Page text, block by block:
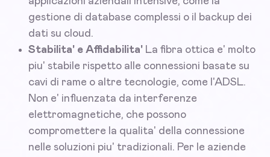
gestione di database complessi o il backup dei
dati su cloud.
Stabilita' e Affidabilita' La fibra ottica e' molto
piu' stabile rispetto alle connessioni basate su
cavi di rame o altre tecnologie, come l'ADSL.
Non e' influenzata da interferenze
elettromagnetiche, che possono
compromettere la qualita' della connessione
nelle soluzioni piu' tradizionali. Per le aziende